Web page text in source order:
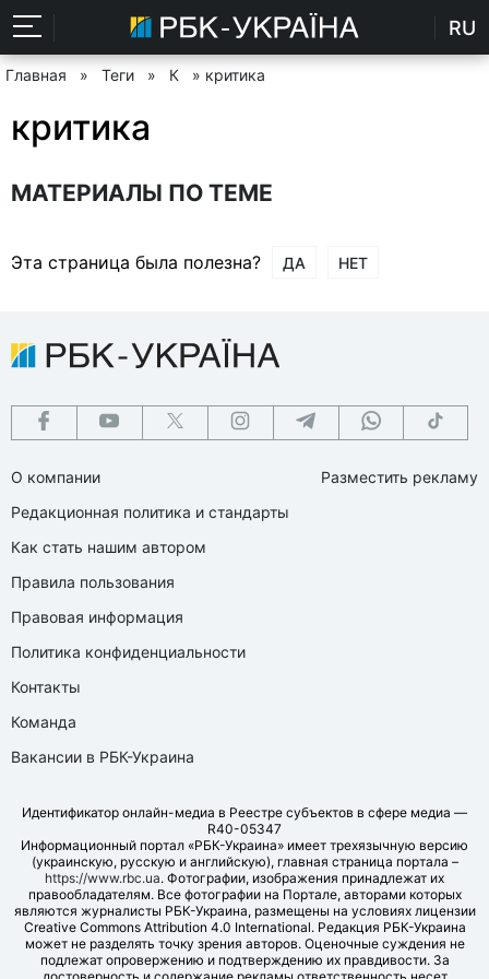
RU
Главная » Теги » К » критика
критика
МАТЕРИАЛЫ ПО ТЕМЕ
Эта страница была полезна? ДА НЕТ
О компании
Редакционная политика и стандарты
Как стать нашим автором
Правила пользования
Правовая информация
Политика конфиденциальности
Контакты
Команда
Вакансии в РБК-Украина
Разместить рекламу
Идентификатор онлайн-медиа в Реестре субъектов в сфере медиа —
R40-05347
Информационный портал «РБК-Украина» имеет трехязычную версию
(украинскую, русскую и английскую), главная страница портала –
https://www.rbc.ua. Фотографии, изображения принадлежат их
правообладателям. Все фотографии на Портале, авторами которых
являются журналисты РБК-Украина, размещены на условиях лицензии
Creative Commons Attribution 4.0 International. Редакция РБК-Украина
может не разделять точку зрения авторов. Оценочные суждения не
подлежат опровержению и подтверждению их правдивости. За